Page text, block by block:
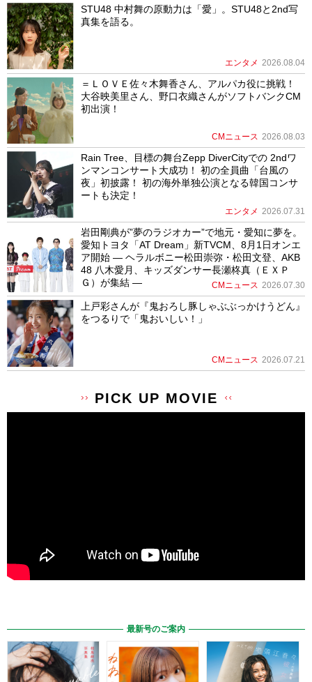
STU48 中村舞の原動力は「愛」。STU48と2nd写
真集を語る。
エンタメ 2026.08.04
＝ＬＯＶＥ佐々木舞香さん、アルパカ役に挑戦！
大谷映美里さん、野口衣織さんがソフトバンクCM
初出演！
CMニュース 2026.08.03
Rain Tree、目標の舞台Zepp DiverCityでの 2ndワ
ンマンコンサート大成功！ 初の全員曲「台風の
夜」初披露！ 初の海外単独公演となる韓国コンサ
ートも決定！
エンタメ 2026.07.31
岩田剛典が”夢のラジオカー”で地元・愛知に夢を。
愛知トヨタ「AT Dream」新TVCM、8月1日オンエ
ア開始 ― ヘラルボニー松田崇弥・松田文登、AKB
48 八木愛月、キッズダンサー長瀬柊真（ＥＸＰ
Ｇ）が集結 ―
CMニュース 2026.07.30
上戸彩さんが『鬼おろし豚しゃぶぶっかけうどん』
をつるりで「鬼おいしい！」
CMニュース 2026.07.21
PICK UP MOVIE
最新号のご案内